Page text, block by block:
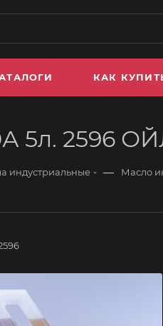
КАК
5л. 2596
индустриальные — Масло